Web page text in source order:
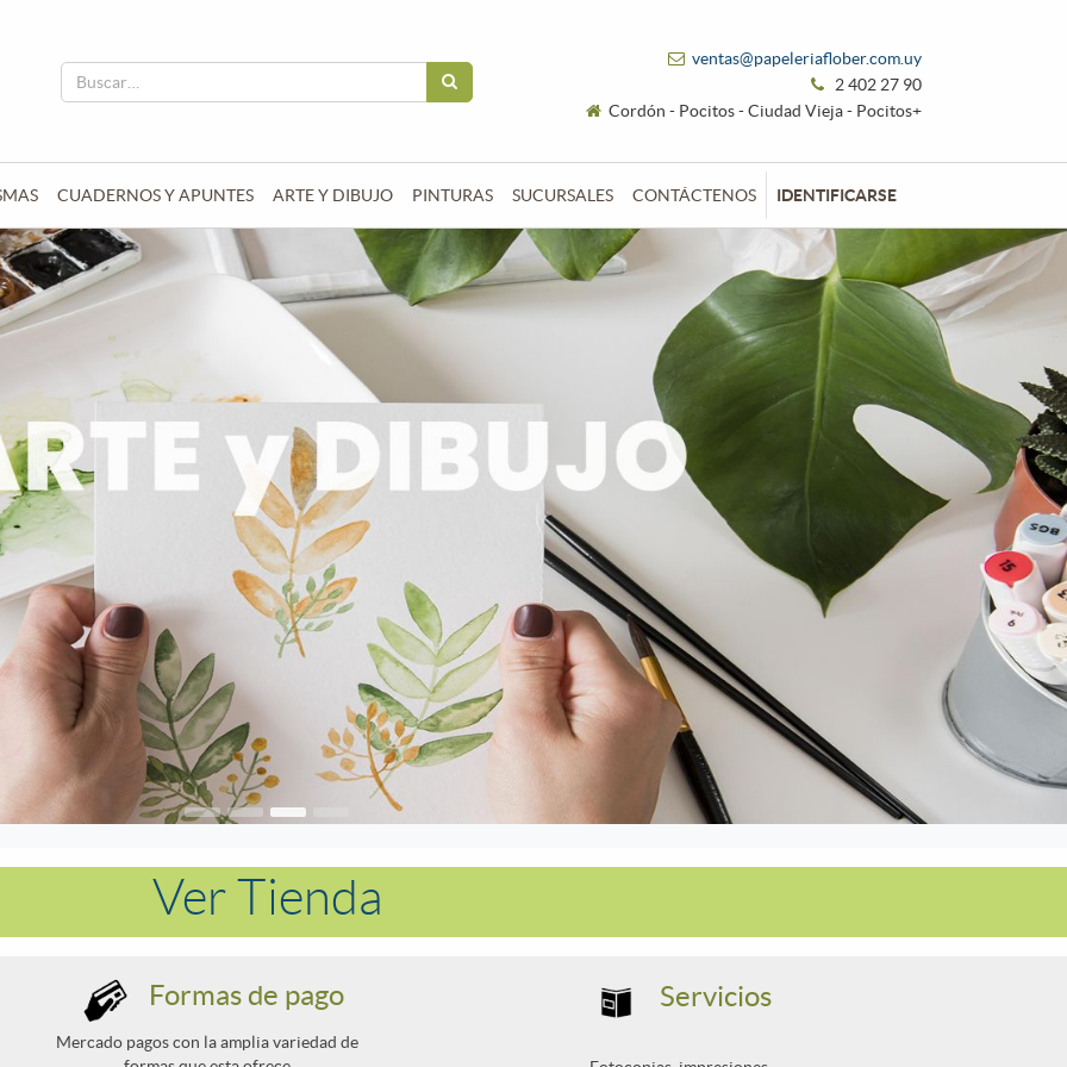
ventas@papeleriaflober.com.uy
2 402 27 90
Cordón - Pocitos - Ciudad Vieja - Pocitos+
CUADERNOS Y APUNTES ARTE Y DIBUJO PINTURAS SUCURSALES CONTÁCTENOS IDENTIFICARSE
Ver Tienda
Formas de pago
Mercado pagos con la amplia variedad de
Servicios